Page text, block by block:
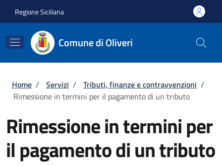
Regione Siciliana
Comune di Oliveri
Briciole di pane
Home / Servizi / Tributi, finanze e contravvenzioni /
Rimessione in termini per il pagamento di un tributo
Rimessione in termini per
il pagamento di un tributo